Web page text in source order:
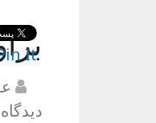
دیدگاه
It